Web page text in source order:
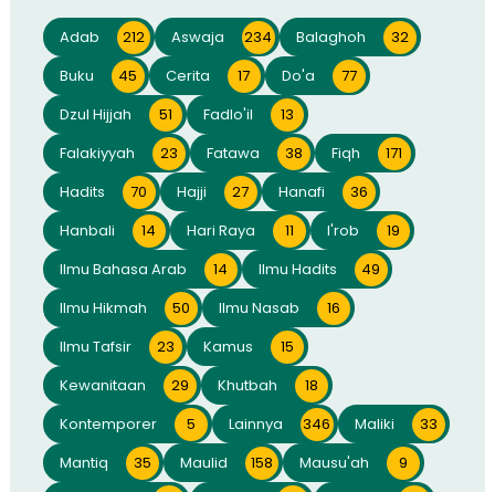
Adab 212 Aswaja 234 Balaghoh
32
Buku
45 Cerita 17 Do'a
77
Dzul Hijjah
51 Fadlo'il
13
Falakiyyah
23 Fatawa 38 Fiqh
171
Hadits
70 Hajji 27 Hanafi
36
Hanbali
14 Hari Raya 11 I'rob
19
Ilmu Bahasa Arab
14 Ilmu Hadits
49
Ilmu Hikmah
50 Ilmu Nasab
16
Ilmu Tafsir
23 Kamus
15
Kewanitaan
29 Khutbah
18
Kontemporer
5 Lainnya 346 Maliki
33
Mantiq
35 Maulid 158 Mausu'ah
9